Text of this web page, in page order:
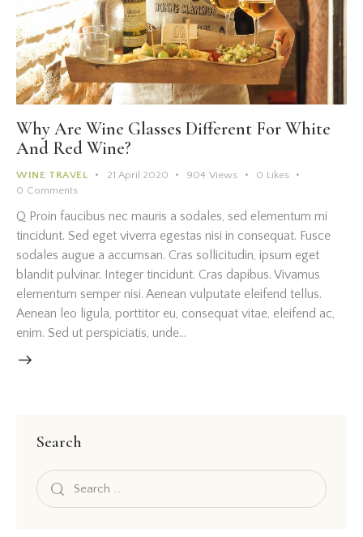
Why Are Wine Glasses Different For White
And Red Wine?
WINE TRAVEL 21 April 2020 904 Views 0 Likes
0 Comments
Q Proin faucibus nec mauris a sodales, sed elementum mi
tincidunt. Sed eget viverra egestas nisi in consequat. Fusce
sodales augue a accumsan. Cras sollicitudin, ipsum eget
blandit pulvinar. Integer tincidunt. Cras dapibus. Vivamus
elementum semper nisi. Aenean vulputate eleifend tellus.
Aenean leo ligula, porttitor eu, consequat vitae, eleifend ac,
enim. Sed ut perspiciatis, unde…
Search